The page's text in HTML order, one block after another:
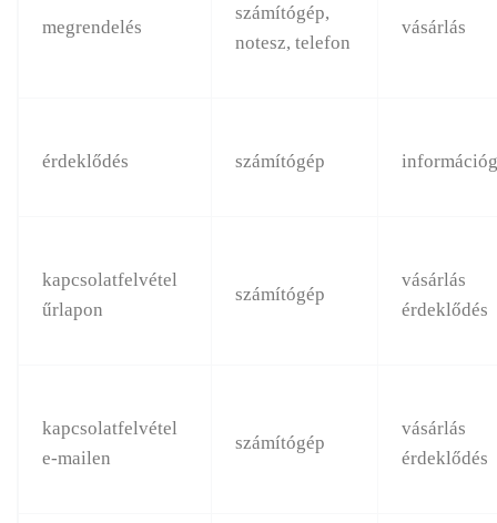
megrendelés
számítógép,
notesz, telefon
vásárlás
érdeklődés számítógép
kapcsolatfelvétel
űrlapon
számítógép
vásárlás
érdeklődés
kapcsolatfelvétel
e-mailen
számítógép
vásárlás
érdeklődés